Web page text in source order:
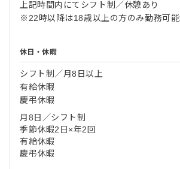
上記時間内にてシフト制／休憩あり
※22時以降は18歳以上の方のみ勤務可能
休日・休暇
シフト制／月8日以上
有給休暇
慶弔休暇
月8日／シフト制
季節休暇2日×年2回
有給休暇
慶弔休暇